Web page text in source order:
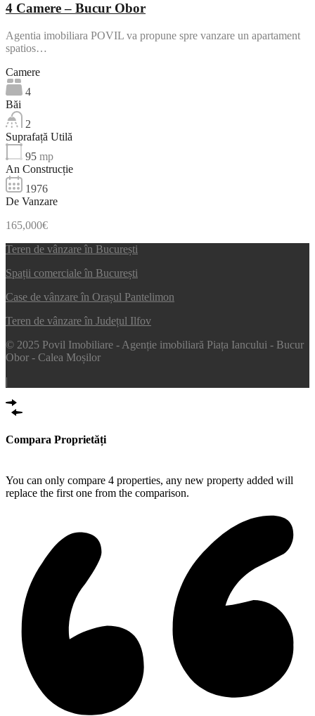
4 Camere – Bucur Obor
Agentia imobiliara POVIL va propune spre vanzare un apartament
spatios…
Camere
4
Băi
2
Suprafață Utilă
95 mp
An Construcție
1976
De Vanzare
165,000€
Teren de vânzare în București
Spații comerciale în București
Case de vânzare în Orașul Pantelimon
Teren de vânzare în Județul Ilfov
© 2025 Povil Imobiliare - Agenție imobiliară Piața Iancului - Bucur
Obor - Calea Moșilor
|
Compara Proprietăți
You can only compare 4 properties, any new property added will
replace the first one from the comparison.